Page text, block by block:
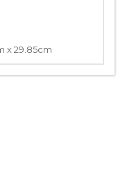
x 29.85cm